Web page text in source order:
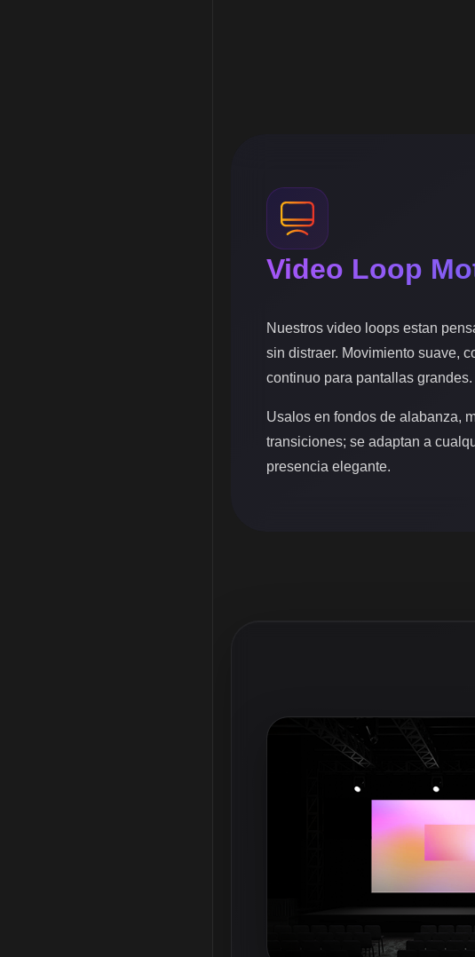
Video Loop
Nuestros video loops estan
sin distraer. Movimiento suave,
continuo para pantallas grandes.
Usalos en fondos de alabanza,
transiciones; se adaptan a
presencia elegante.